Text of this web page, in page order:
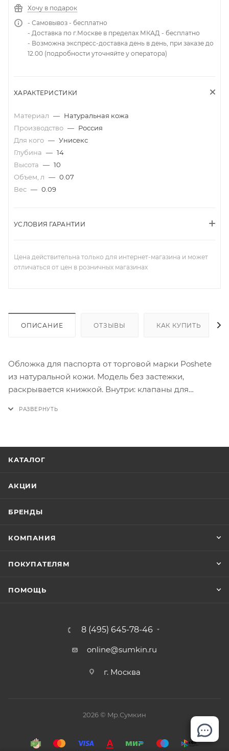
Хочу в подарок
- Самовывоз - бесплатно
- Доставка по г.Москве в пределах МКАД - бесплатно
- Возможна экспресс-доставка день в день, при заказе до
12.00 (подробности уточняйте у оператора)
ХАРАКТЕРИСТИКИ
Материал — Натуральная кожа
Производство — Россия
Для кого — Унисекс
Глубина — 14
Высота — 10
Объем, л — 0.07
Вес — 0.09
УСЛОВИЯ ГАРАНТИИ
Цена действительна только для интернет-магазина и может
отличаться от цен в розничных магазинах
ОПИСАНИЕ ОТЗЫВЫ КАК КУПИТЬ
Обложка для паспорта от торговой марки Poshete
из натуральной кожи. Модель без застежки,
раскрывается книжкой. Внутри: клапаны для
КАТАЛОГ
АКЦИИ
БРЕНДЫ
КОМПАНИЯ
ПОКУПАТЕЛЯМ
ПОМОЩЬ
8 (495) 645-78-46
online@sumkin.ru
г. Москва
2026 © Mр.Сумкин